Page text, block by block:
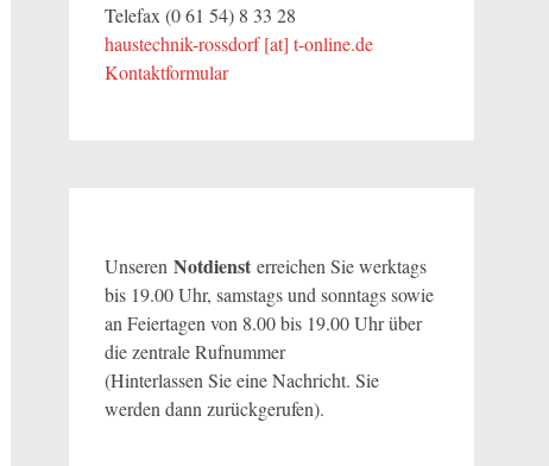
Telefax (0 61 54) 8 33 28
haustechnik-rossdorf [at] t-online.de
Kontaktformular
Unseren Notdiensterreichen Sie werktags
bis 19.00 Uhr, samstags und sonntags sowie
an Feiertagen von 8.00 bis 19.00 Uhr über
die zentrale Rufnummer
(Hinterlassen Sie eine Nachricht. Sie
werden dann zurückgerufen).